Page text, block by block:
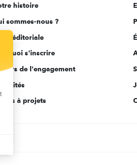
histoire
sommes-nous ?
éditoriale
s'inscrire
de l'engagement
à projets